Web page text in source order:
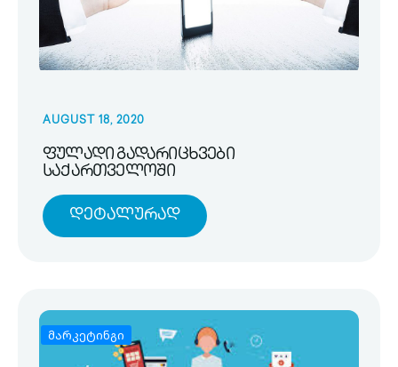
AUGUST 18, 2020
ფულადი გადარიცხვები
საქართველოში
Დეტალურად
მარკეტინგი